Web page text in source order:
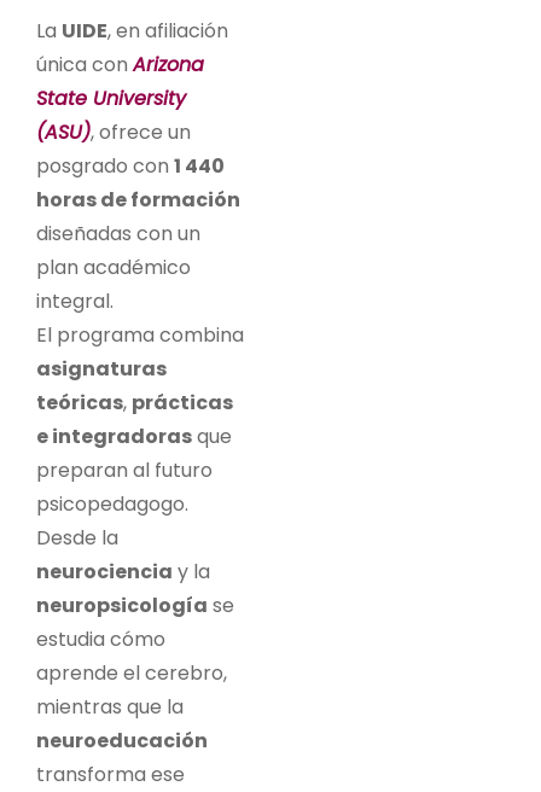
La UIDE, en afiliación
única conArizona
State University
(ASU), ofrece un
posgrado con 1 440
horas de formación
diseñadas con un
plan académico
integral.
El programa combina
asignaturas
teóricas, prácticas
e integradorasque
preparan al futuro
psicopedagogo.
Desde la
neurociencia y la
neuropsicología se
estudia cómo
aprende el cerebro,
mientras que la
neuroeducación
transforma ese